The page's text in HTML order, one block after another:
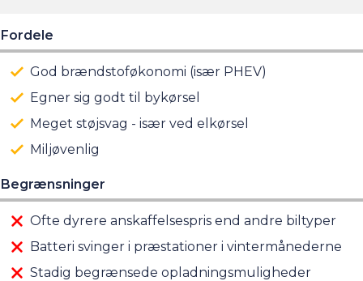
Fordele
God brændstoføkonomi (især PHEV)
Egner sig godt til bykørsel
Meget støjsvag - især ved elkørsel
Miljøvenlig
Begrænsninger
Ofte dyrere anskaffelsespris end andre biltyper
Batteri svinger i præstationer i vintermånederne
Stadig begrænsede opladningsmuligheder